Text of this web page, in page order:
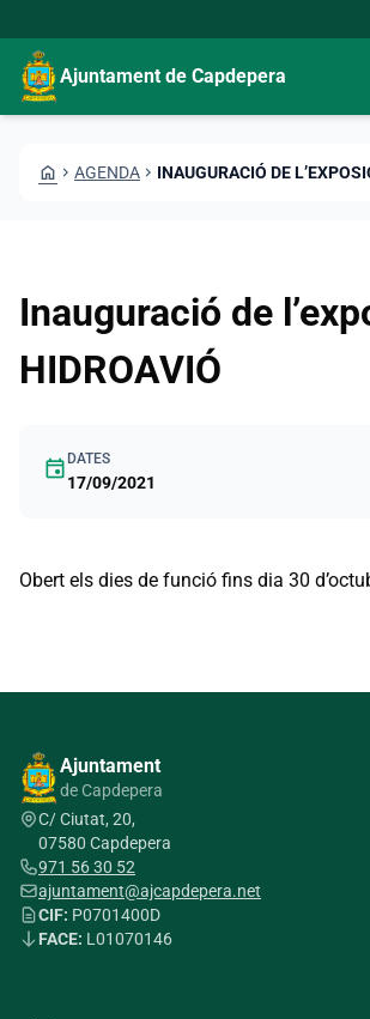
Ajuntament de Capdepera
HOME CHEVRON_RIGHT AGENDA CHEVRON_RIGHT INAUGURACIÓ DE
Inauguració de
HIDROAVIÓ
event DATES
17/09/2021
Obert els dies de funció fins dia 30
Ajuntament
de Capdepera
C/ Ciutat, 20,
07580 Capdepera
971 56 30 52
ajuntament@ajcapdepera.net
CIF: P0701400D
FACE: L01070146